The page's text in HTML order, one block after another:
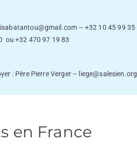
isabatantou@gmail.com – +32 10 45 99 35
ou +32 470 97 19 83
: Père Pierre Verger – liege@salesien.org
en France